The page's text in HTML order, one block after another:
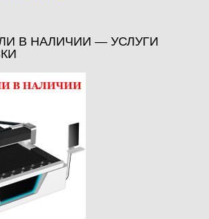
В НАЛИЧИИ — УСЛУГИ